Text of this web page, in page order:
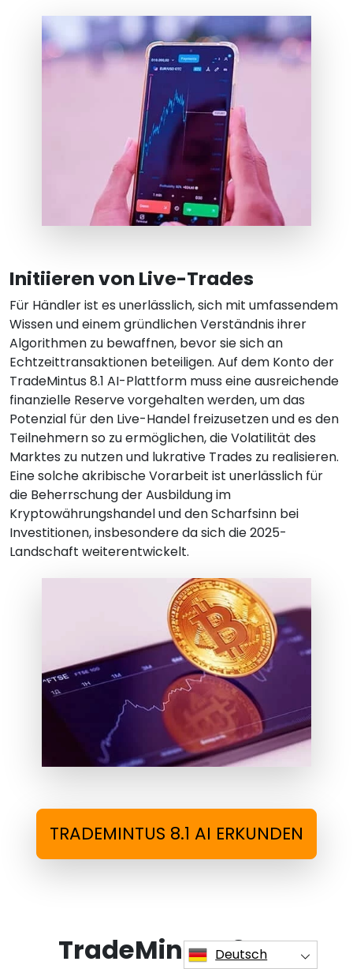
Initiieren von Live-Trades
Für Händler ist es unerlässlich, sich mit umfassendem
Wissen und einem gründlichen Verständnis ihrer
Algorithmen zu bewaffnen, bevor sie sich an
Echtzeittransaktionen beteiligen. Auf dem Konto der
TradeMintus 8.1 AI-Plattform muss eine ausreichende
finanzielle Reserve vorgehalten werden, um das
Potenzial für den Live-Handel freizusetzen und es den
Teilnehmern so zu ermöglichen, die Volatilität des
Marktes zu nutzen und lukrative Trades zu realisieren.
Eine solche akribische Vorarbeit ist unerlässlich für
die Beherrschung der Ausbildung im
Kryptowährungshandel und den Scharfsinn bei
Investitionen, insbesondere da sich die 2025-
Landschaft weiterentwickelt.
TRADEMINTUS 8.1 AI ERKUNDEN
TradeMintus 8.1 AI
Deutsch